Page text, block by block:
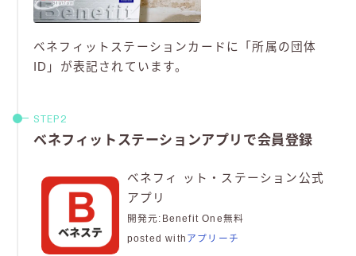
ベネフィットステーションカードに「所属の団体
ID」が表記されています。
ベネフィットステーションアプリで会員登録
ベネフィ ット・ステーション公式
アプリ
開発元: Benefit One無料
posted with アプリーチ